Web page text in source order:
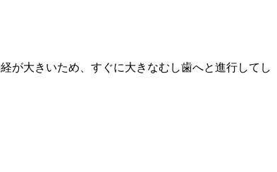
が大きいため、すぐに大きなむし歯へと進行してし